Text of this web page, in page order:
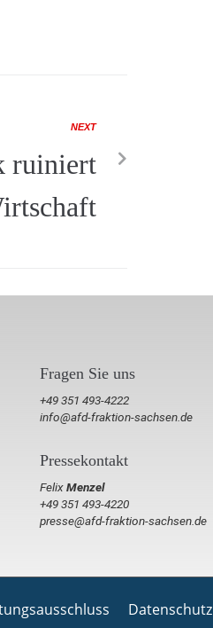
NEXT
ruiniert
Fragen Sie uns
+49 351 493-4222
info@afd-fraktion-sachsen.de
Pressekontakt
FelixMenzel
+49 351 493-4220
presse@afd-fraktion-sachsen.de
Datenschutz